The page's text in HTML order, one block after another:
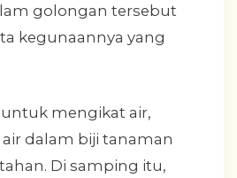
golongan tersebut
kegunaannya yang
mengikat air,
dalam biji tanaman
Di samping itu,